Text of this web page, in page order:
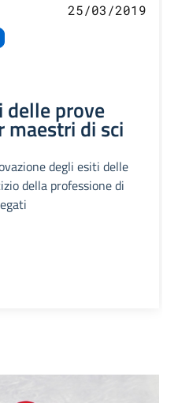
25/03/2019
delle prove
maestri di sci
degli esiti delle
della professione di